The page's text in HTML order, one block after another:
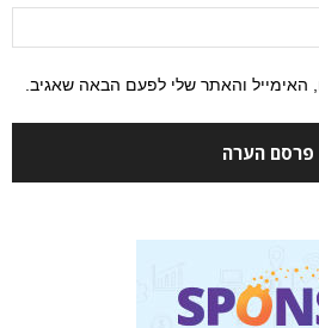
והאתר שלי לפעם הבאה שאגיב.